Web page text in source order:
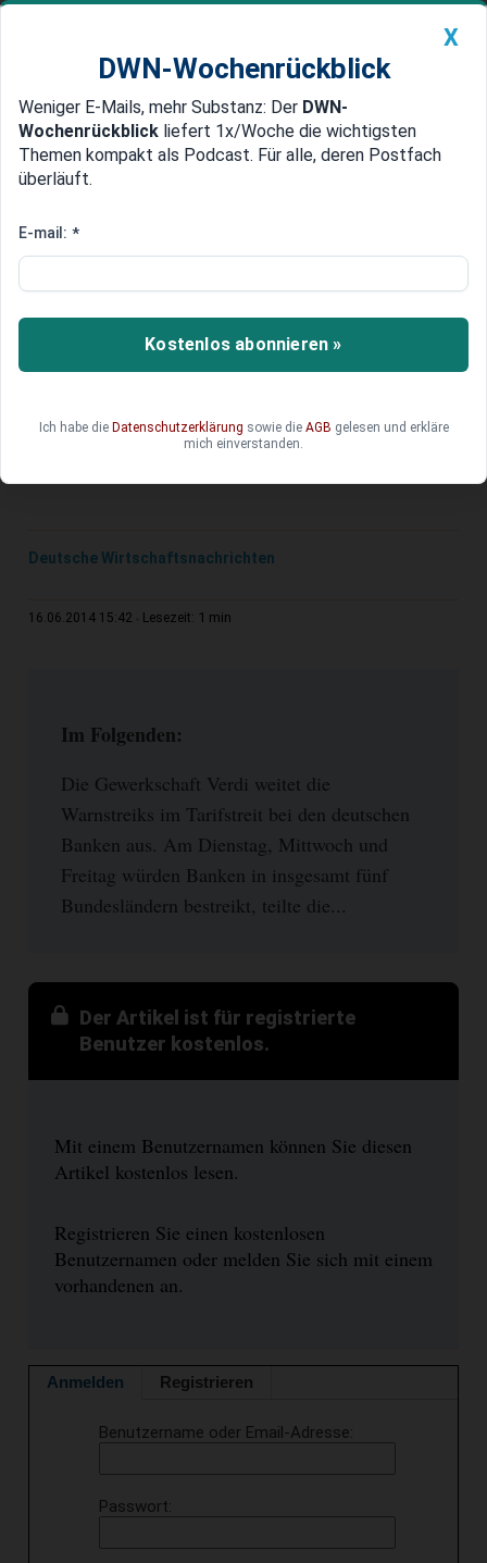
Newsticker MEIN DWN: Geldanlage Premium
Edelmetalle DWN-Magazin China
Streitpunkt Samstagsarbeit
Verdi weitet Streiks bei Banken
auf fünf Bundesländer aus
Die Gewerkschaft Verdi kündigt Warnstreiks bei
Angestellten fordern mehr Gehalt für mehr
Deutsche Wirtschaftsnachrichten
16.06.2014 15:42 Lesezeit: 1 min
Im Folgenden:
Die Gewerkschaft Verdi weitet die
Warnstreiks im Tarifstreit bei den deutschen
Banken aus. Am Dienstag, Mittwoch und
Freitag würden Banken in insgesamt fünf
Bundesländern bestreikt, teilte die...
Der Artikel ist für registrierte
Benutzer kostenlos.
Mit einem Benutzernamen können Sie diesen
Artikel kostenlos lesen.
Registrieren Sie einen kostenlosen
Benutzernamen oder melden Sie sich mit einem
vorhandenen an.
Anmelden Registrieren
Benutzername oder Email-Adresse
Passwort
X
DWN-Wochenrückblick
Weniger E-Mails, mehr Substanz: Der DWN-
Wochenrückblick liefert 1x/Woche die wichtigsten
Themen kompakt als Podcast. Für alle, deren Postfach
überläuft.
E-mail: *
Kostenlos abonnieren »
Ich habe die Datenschutzerklärung sowie die AGB gelesen und erkläre
mich einverstanden.